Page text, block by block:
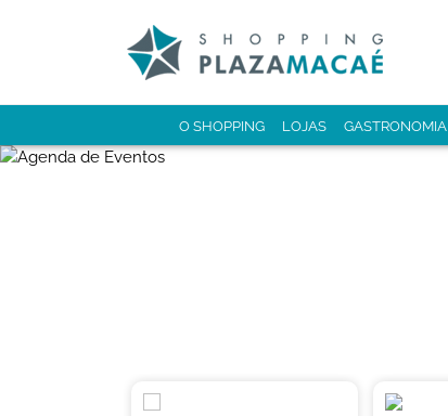
O SHOPPING LOJAS GASTRONOMIA